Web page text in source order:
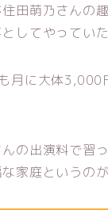
田萌乃さんの
してやってい
月に大体3,000
の出演料で習
家庭というの